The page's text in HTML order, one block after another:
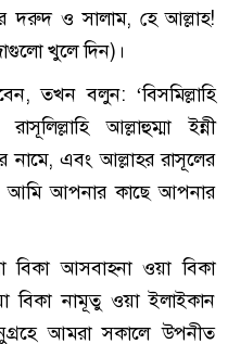
দরুদ ও সালাম, হে আল্লাহ!
খুলে দিন)।
তখন বলুন: ‘বিসমিল্লাহি
আল্লাহুম্মা ইন্নী
এবং আল্লাহর রাসূলের
আমি আপনার কাছে আপনার
বিকা আসবাহনা ওয়া বিকা
বিকা নামূতু ওয়া ইলাইকান
আমরা সকালে উপনীত